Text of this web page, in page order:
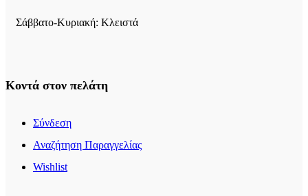
Σάββατο-Κυριακή: Κλειστά
Κοντά στον πελάτη
Σύνδεση
Αναζήτηση Παραγγελίας
Wishlist